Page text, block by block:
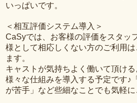
いっぱいです。
＜相互評価システム導入＞
CaSyでは、お客様の評価をスタッ
様として相応しくない方のご利用
ます。
キャストが気持ちよく働いて頂け
様々な仕組みを導入する予定です♪
が苦手」など些細なことでも気軽に